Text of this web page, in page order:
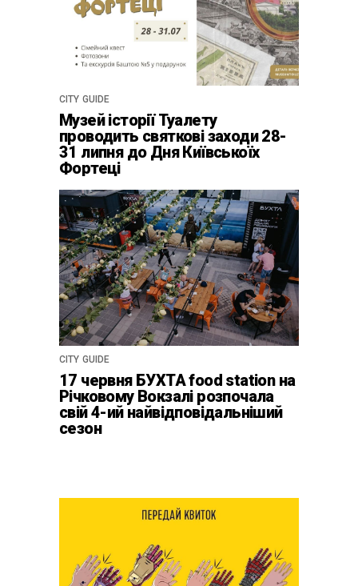
CITY GUIDE
Музей історії Туалету
проводить святкові заходи 28-
31 липня до Дня Київськоїх
Фортеці
CITY GUIDE
17 червня БУХТА food station на
Річковому Вокзалі розпочала
свій 4-ий найвідповідальніший
сезон